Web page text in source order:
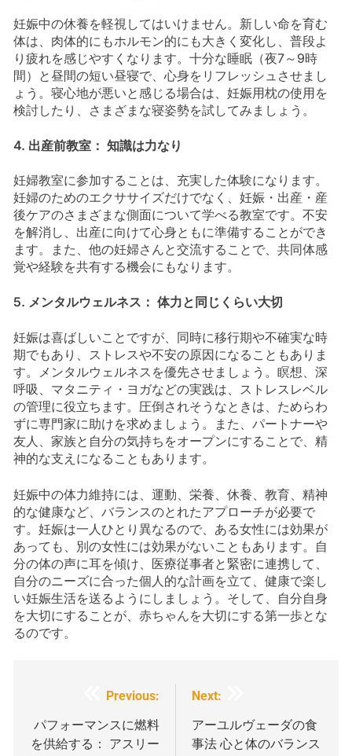
妊娠中の休養を軽視してはいけません。新しい命を育む
体は、肉体的にもホルモン的にも大きく変化し、普段よ
り疲れを感じやすくなります。十分な睡眠（夜7～9時
間）と昼間の短い昼寝で、心身をリフレッシュさせまし
ょう。寝心地が悪いと感じる場合は、妊娠用枕の使用を
検討したり、さまざまな寝姿勢を試してみましょう。
4. 出産前教室： 知識は力なり
妊婦教室に参加することは、充実した体験になります。
妊婦のためのエクササイズだけでなく、妊娠・出産・産
後ケアのさまざまな側面について学べる教室です。不安
を解消し、出産に向けて心身ともに準備することができ
ます。また、他の妊婦さんと交流することで、共同体感
覚や経験を共有する機会にもなります。
5. メンタルウェルネス： 体力と同じくらい大切
妊娠は喜ばしいことですが、同時に移行期や不確実な時
期でもあり、ストレスや不安の原因になることもありま
す。メンタルウェルネスを優先させましょう。瞑想、深
呼吸、マタニティ・ヨガなどの実践は、ストレスレベル
の管理に役立ちます。圧倒されそうなときは、ためらわ
ずに専門家に助けを求めましょう。また、パートナーや
友人、家族と自分の気持ちをオープンにすることで、精
神的な支えになることもあります。
妊娠中の体力維持には、運動、栄養、休養、教育、精神
的な健康など、バランスのとれたアプローチが必要で
す。妊娠は一人ひとり異なるので、ある女性には効果が
あっても、別の女性には効果がないこともあります。自
分の体の声に耳を傾け、医療従事者と緊密に連携して、
自分のニーズに合った個人的な計画を立て、健康で楽し
い妊娠生活を送るようにしましょう。そして、自分自身
を大切にすることが、赤ちゃんを大切にする第一歩とな
るのです。
稿
Previous:
パフォーマンスに燃料
を供給する： アスリー
Next:
アーユルヴェーダの食
事法 心と体のバランス